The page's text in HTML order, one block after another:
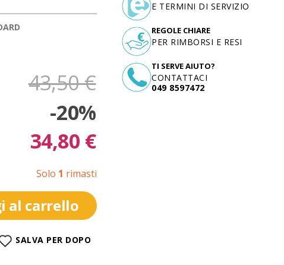
43,50 €
-20%
34,80 €
Solo 1 rimasti
al carrello
SALVA PER DOPO
TI SERVE AIUTO?
CONTATTACI
049 8597472
E TERMINI DI SERVIZIO
REGOLE CHIARE
PER RIMBORSI E RESI